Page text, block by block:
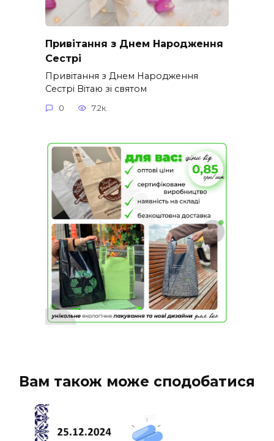
Привітання з Днем Народження
Сестрі
Привітання з Днем Народження
Сестрі Вітаю зі святом
0 7.2к.
Вам також може сподобатися